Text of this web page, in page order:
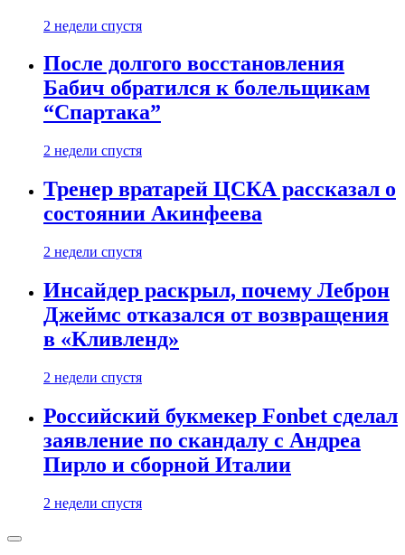
2 недели спустя
После долгого восстановления
Бабич обратился к болельщикам
“Спартака”
2 недели спустя
Тренер вратарей ЦСКА рассказал о
состоянии Акинфеева
2 недели спустя
Инсайдер раскрыл, почему Леброн
Джеймс отказался от возвращения
в «Кливленд»
2 недели спустя
Российский букмекер Fonbet сделал
заявление по скандалу с Андреа
Пирло и сборной Италии
2 недели спустя